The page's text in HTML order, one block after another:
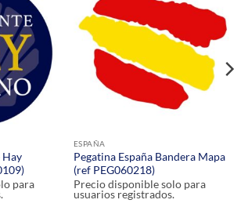
Hay
para
ESPAÑA
Pegatina España Bandera Mapa
(ref PEG060218)
Precio disponible solo para
usuarios registrados.